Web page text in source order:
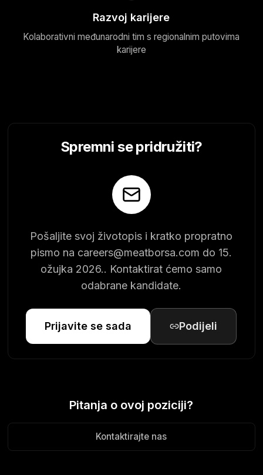
Razvoj karijere
Kolaborativni međunarodni tim s regionalnim putovima
karijere
Spremni se pridružiti?
Pošaljite svoj životopis i kratko propratno
pismo na careers@meatborsa.com do 15.
ožujka 2026.. Kontaktirat ćemo samo
odabrane kandidate.
Prijavite se sada Podijeli
Pitanja o ovoj poziciji?
Kontaktirajte nas